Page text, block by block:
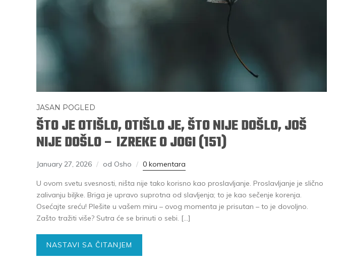
JASAN POGLED
ŠTO JE OTIŠLO, OTIŠLO JE, ŠTO NIJE DOŠLO, JOŠ
NIJE DOŠLO – IZREKE O JOGI (151)
January 27, 2026 od Osho 0 komentara
U ovom svetu svesnosti, ništa nije tako korisno kao proslavljanje. Proslavljanje je slično
zalivanju biljke. Briga je upravo suprotna od slavljenja; to je kao sečenje korenja.
Osećajte sreću! Plešite u vašem miru – ovog momenta je prisutan – to je dovoljno.
Zašto tražiti više? Sutra će se brinuti o sebi. […]
NASTAVI SA ČITANJEM